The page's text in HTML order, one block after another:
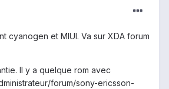
cyanogen et MIUI. Va sur XDA forum
Il y a quelque rom avec
forum/sony-ericsson-